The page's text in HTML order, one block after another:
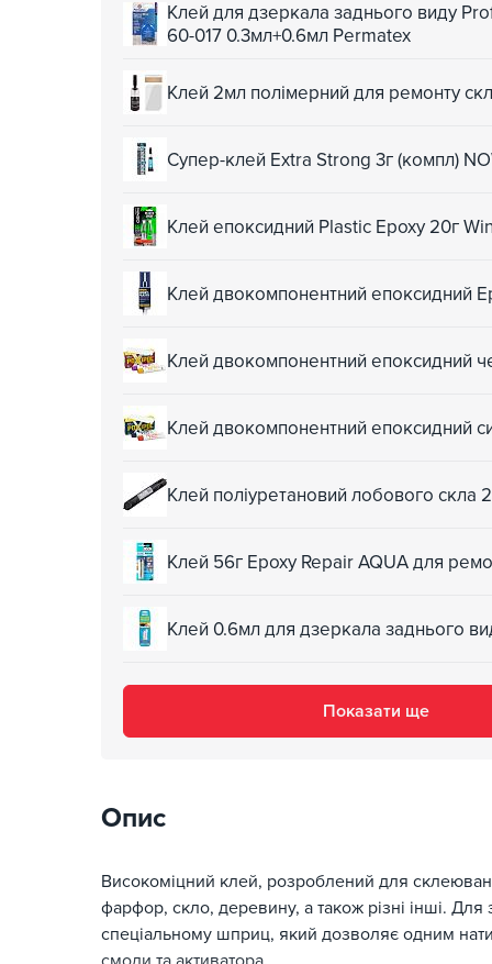
Клей для дзеркала заднього виду
60-017 0.3мл+0.6мл Permatex
Клей 2мл полімерний для ремонту
Супер-клей Extra Strong 3г (компл)
Клей епоксидний Plastic Epoxy 20г
Клей двокомпонентний епоксидний
Клей двокомпонентний епоксидний
Клей двокомпонентний епоксидний
Клей поліуретановий лобового скла
Клей 56г Epoxy Repair AQUA для
Клей 0.6мл для дзеркала заднього
Показати ще
Опис
Високоміцний клей, розроблений для
фарфор, скло, деревину, а також різні інші.
спеціальному шприц, який дозволяє одним